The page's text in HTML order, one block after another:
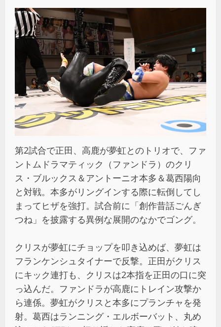
第2試合で正田、高鹿が夢虹とのトリオで、ファ
ントムドラマティック（ファンドラ）のクリ
ス・ブルックス＆アントーニオ本多＆葛西陽向
と対戦。本多がリングインする際に転倒してし
まってヒザを強打。試合前に「創作昔話ごんぎ
つね」を披露する異例な展開のなかでゴング。
クリスが夢虹にチョップを叩き込めば、夢虹は
フランケンシュタイナーで反撃。正田がクリス
にキック連打も、クリスは2本指を正田の口に突
っ込んだ。ファンドラが高鹿にトレイン攻撃か
ら連係。夢虹がクリスと本多にプランチャを発
射。葛西はランニング・エルボーバット、丸め